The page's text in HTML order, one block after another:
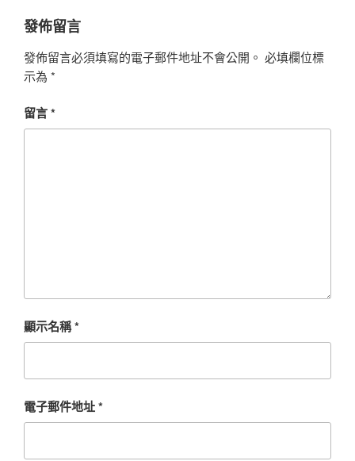
k
發佈留言
發佈留言必須填寫的電子郵件地址不會公開。 必填欄位標
示為 *
留言*
顯示名稱*
電子郵件地址*